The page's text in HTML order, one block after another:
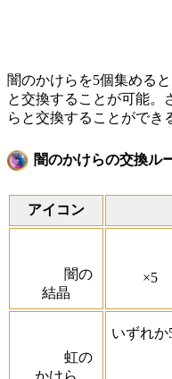
闇のかけらを5個集める
と交換することが可能。
らと交換することができ
闇のかけらの交換ル
アイコン
闇の
結晶
×5
虹の
いずれか